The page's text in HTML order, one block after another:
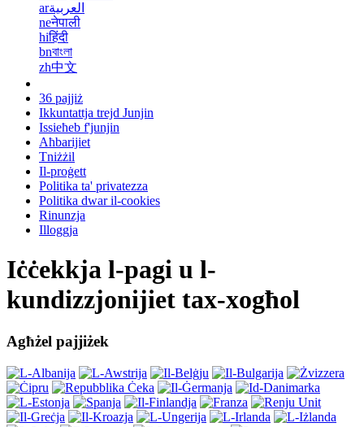
arالعربية
neनेपाली
hiहिंदी
bnবাংলা
zh中文
36 pajjiż
Ikkuntattja trejd Junjin
Issieħeb f'junjin
Aħbarijiet
Tniżżil
Il-proġett
Politika ta' privatezza
Politika dwar il-cookies
Rinunzja
Illoggja
Iċċekkja l-pagi u l-
kundizzjonijiet tax-xogħol
Agħżel pajjiżek